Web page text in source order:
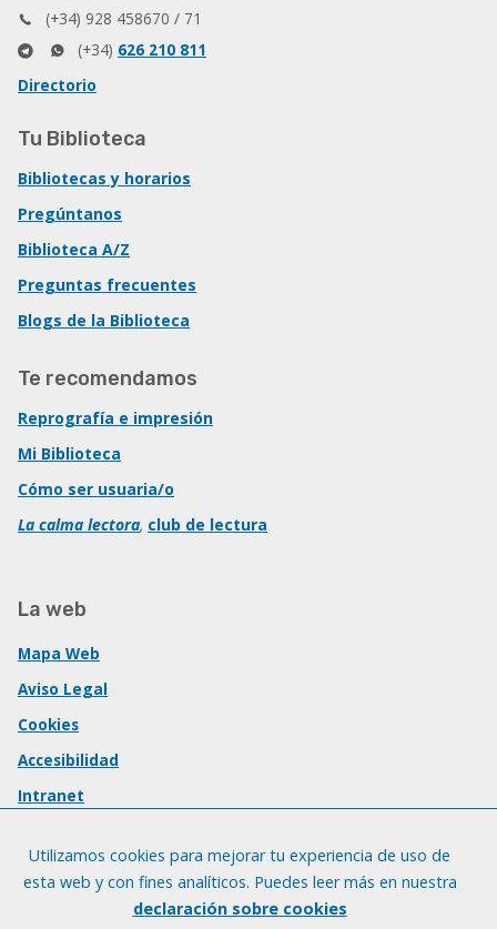
(+34) 928 458670 / 71
(+34) 626 210 811
Directorio
Tu Biblioteca
Bibliotecas y horarios
Pregúntanos
Biblioteca A/Z
Preguntas frecuentes
Blogs de la Biblioteca
Te recomendamos
Reprografía e impresión
Mi Biblioteca
Cómo ser usuaria/o
La calma lectora, club de lectura
La web
Mapa Web
Aviso Legal
Cookies
Accesibilidad
Intranet
Utilizamos cookies para mejorar tu experiencia de uso de
esta web y con fines analíticos. Puedes leer más en nuestra
declaración sobre cookies